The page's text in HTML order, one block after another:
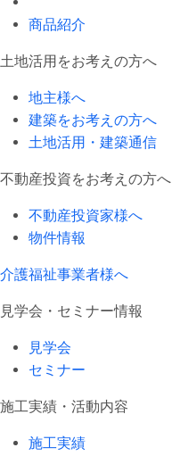
商品紹介
土地活用をお考えの方へ
地主様へ
建築をお考えの方へ
土地活用・建築通信
不動産投資をお考えの方へ
不動産投資家様へ
物件情報
介護福祉事業者様へ
見学会・セミナー情報
見学会
セミナー
施工実績・活動内容
施工実績